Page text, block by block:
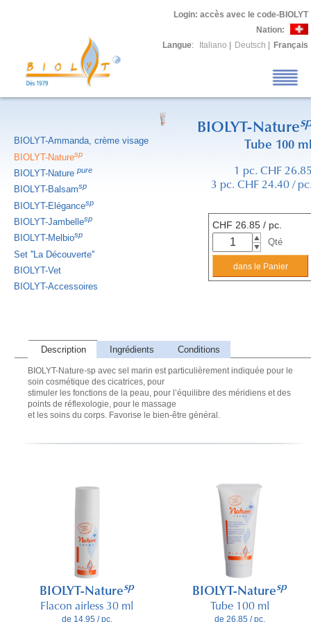
Login: accès avec le code-BIOLYT
Nation:
Langue: Italiano Deutsch Français
BIOLYT-Ammanda, crème visage
BIOLYT-Naturesp
BIOLYT-Naturepure
BIOLYT-Balsamsp
BIOLYT-Elégancesp
BIOLYT-Jambellesp
BIOLYT-Melbiosp
Set ''La Découverte''
BIOLYT-Vet
BIOLYT-Accessoires
BIOLYT-Nature
Tube 100
1 pc. CHF
3 pc. CHF 24.40 /
CHF 26.85 / pc.
Qté
Description Ingrédients Conditions
BIOLYT-Nature-sp avec sel marin est particulièrement indiquée pour le
soin cosmétique des cicatrices, pour
stimuler les fonctions de la peau, pour l’équilibre des méridiens et des
points de réflexologie, pour le massage
et les soins du corps. Favorise le bien-être général.
BIOLYT-Naturesp
Flacon airless 30 ml
de 14.95 / pc.
BIOLYT-Naturesp
Tube 100 ml
de 26.85 / pc.